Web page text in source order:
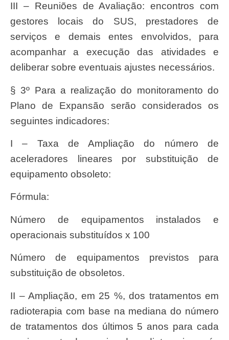
III – Reuniões de Avaliação: encontros com
gestores locais do SUS, prestadores de
serviços e demais entes envolvidos, para
acompanhar a execução das atividades e
deliberar sobre eventuais ajustes necessários.
§ 3º Para a realização do monitoramento do
Plano de Expansão serão considerados os
seguintes indicadores:
I – Taxa de Ampliação do número de
aceleradores lineares por substituição de
equipamento obsoleto:
Fórmula:
Número de equipamentos instalados e
operacionais substituídos x 100
Número de equipamentos previstos para
substituição de obsoletos.
II – Ampliação, em 25 %, dos tratamentos em
radioterapia com base na mediana do número
de tratamentos dos últimos 5 anos para cada